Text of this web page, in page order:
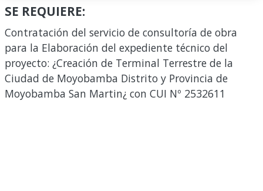
SE REQUIERE:
Contratación del servicio de consultoría de obra
para la Elaboración del expediente técnico del
proyecto: ¿Creación de Terminal Terrestre de la
Ciudad de Moyobamba Distrito y Provincia de
Moyobamba San Martin¿ con CUI Nº 2532611